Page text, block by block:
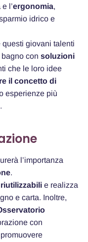
e l’ergonomia,
idrico e
questi giovani talenti
con soluzioni
che le loro idee
il concetto di
esperienze più
l’importanza
.
riutilizzabili e realizza
e carta. Inoltre,
con